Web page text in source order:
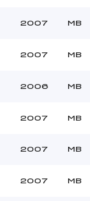
2007 MB
2007 MB
2006 MB
2007 MB
2007 MB
2007 MB